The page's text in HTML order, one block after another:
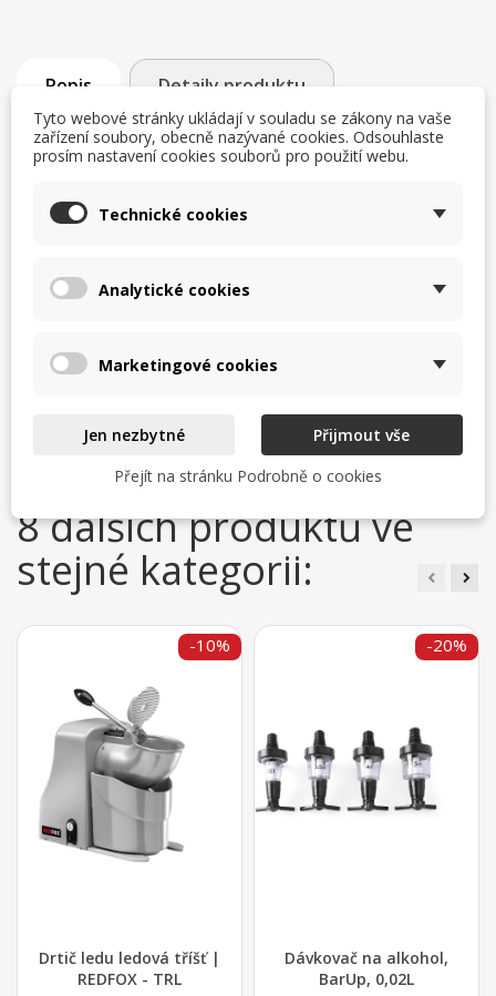
Popis Detaily produktu
Pro použití v profesionálním stravování
Vysoce kvalitní barové příslušenství
Pohodlné použití
Odolnost proti rozlití
Komentáře (0)
Na tento produkt momentálně není přidána žádná recenze.
8 dalších produktů ve
stejné kategorii:
Drtič ledu ledová tříšť |
REDFOX - TRL
-10%
Dávkovač na alkohol,
BarUp, 0,02L
-20%
Tyto webové stránky ukládají v souladu se zákony na vaše
zařízení soubory, obecně nazývané cookies. Odsouhlaste
prosím nastavení cookies souborů pro použití webu.
Technické cookies
Analytické cookies
Marketingové cookies
Jen nezbytné
Přijmout vše
Přejít na stránku Podrobně o cookies